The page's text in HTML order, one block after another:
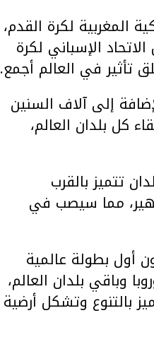
لكرة القدم،
الإسباني لكرة
تأثير في العالم أجمع.
إلى آلاف السنين
كل بلدان العالم،
تتميز بالقرب
مما سيصب في
واسبانيا ستكون أول بطولة عالمية
وباقي بلدان العالم،
بالتنوع وتشكل أرضية